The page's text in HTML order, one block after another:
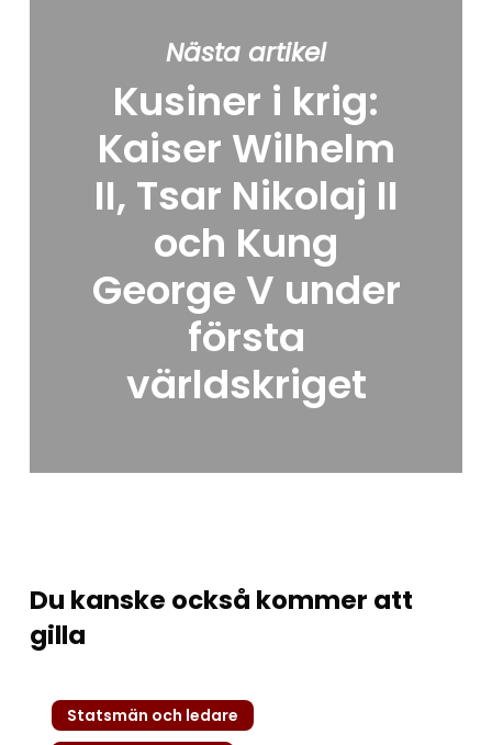
Nästa artikel
Kusiner i krig:
Kaiser Wilhelm
II, Tsar Nikolaj II
och Kung
George V under
första
världskriget
Du kanske också kommer att
gilla
HirohitoStatsmän och ledare